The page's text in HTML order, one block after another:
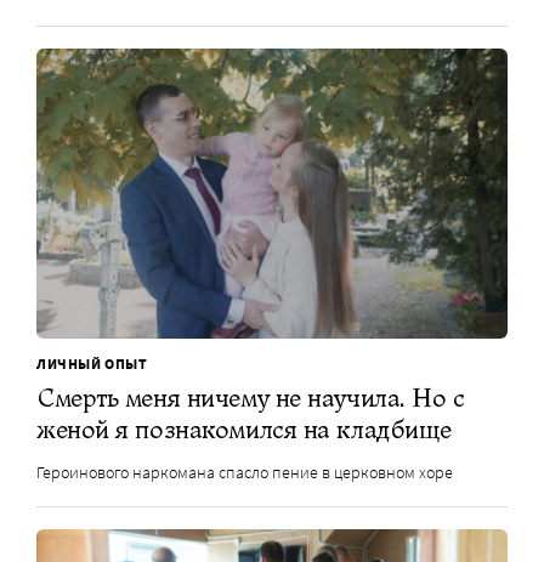
ЛИЧНЫЙ ОПЫТ
Смерть меня ничему не научила. Но с
женой я познакомился на кладбище
Героинового наркомана спасло пение в церковном хоре